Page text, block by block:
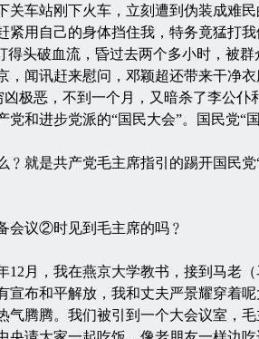
车站刚下火车，立刻遭到伪装成难
紧用自己的身体挡住我，特务竟猛打
得头破血流，昏过去两个多小时，被
，闻讯赶来慰问，邓颖超还带来干净
凶极恶，不到一个月，又暗杀了李公
党和进步党派的“国民大会”。国民党“
是共产党毛主席指引的踢开国民党
议②时见到毛主席的吗﹖
月，我在燕京大学教书，接到马老
宣布和平解放，我和丈夫严景耀穿着
气腾腾。我们被引到一个大会议室，